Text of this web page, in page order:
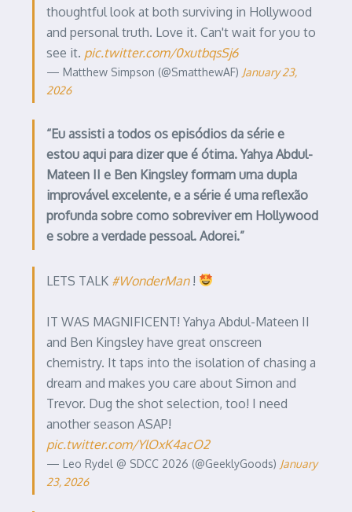
thoughtful look at both surviving in Hollywood
and personal truth. Love it. Can't wait for you to
see it. pic.twitter.com/0xutbqsSj6
— Matthew Simpson (@SmatthewAF) January 23,
2026
“Eu assisti a todos os episódios da série e
estou aqui para dizer que é ótima. Yahya Abdul-
Mateen II e Ben Kingsley formam uma dupla
improvável excelente, e a série é uma reflexão
profunda sobre como sobreviver em Hollywood
e sobre a verdade pessoal. Adorei.”
LETS TALK #WonderMan!
IT WAS MAGNIFICENT! Yahya Abdul-Mateen II
and Ben Kingsley have great onscreen
chemistry. It taps into the isolation of chasing a
dream and makes you care about Simon and
Trevor. Dug the shot selection, too! I need
another season ASAP!
pic.twitter.com/YlOxK4acO2
— Leo Rydel @ SDCC 2026 (@GeeklyGoods) January
23, 2026